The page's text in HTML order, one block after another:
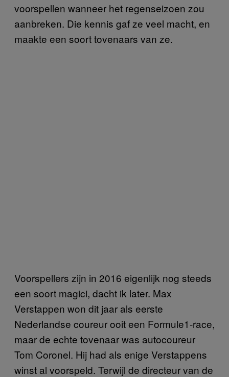
voorspellen wanneer het regenseizoen zou
aanbreken. Die kennis gaf ze veel macht, en
maakte een soort tovenaars van ze.
Voorspellers zijn in 2016 eigenlijk nog steeds
een soort magici, dacht ik later. Max
Verstappen won dit jaar als eerste
Nederlandse coureur ooit een Formule1-race,
maar de echte tovenaar was autocoureur
Tom Coronel. Hij had als enige Verstappens
winst al voorspeld. Terwijl de directeur van de